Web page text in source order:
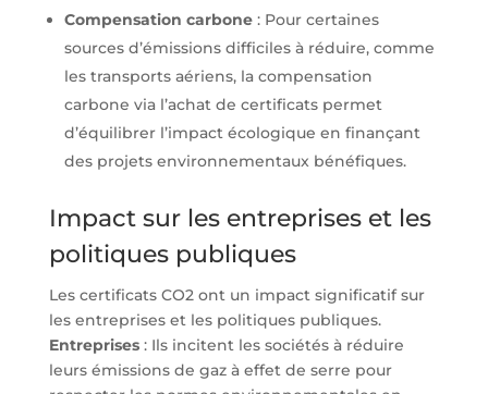
Compensation carbone: Pour certaines
sources d’émissions difficiles à réduire, comme
les transports aériens, la compensation
carbone via l’achat de certificats permet
d’équilibrer l’impact écologique en finançant
des projets environnementaux bénéfiques.
Impact sur les entreprises et les
politiques publiques
Les certificats CO2 ont un impact significatif sur
les entreprises et les politiques publiques.
Entreprises: Ils incitent les sociétés à réduire
leurs émissions de gaz à effet de serre pour